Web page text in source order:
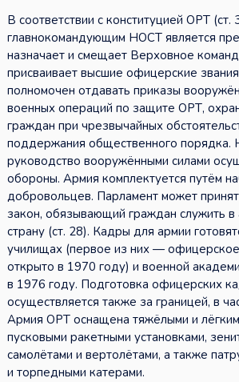
В соответствии с конституцией ОРТ (ст.
главнокомандующим НОСТ является
назначает и смещает Верховное
присваивает высшие офицерские
полномочен отдавать приказы
военных операций по защите ОРТ,
граждан при чрезвычайных
поддержания общественного порядка.
руководство вооружёнными силами
обороны. Армия комплектуется путём
добровольцев. Парламент может
закон, обязывающий граждан служить
страну (ст. 28). Кадры для армии
училищах (первое из них —
открыто в 1970 году) и военной
в 1976 году. Подготовка офицерских
осуществляется также за границей, в
Армия ОРТ оснащена тяжёлыми и
пусковыми ракетными установками,
самолётами и вертолётами, а также
и торпедными катерами.